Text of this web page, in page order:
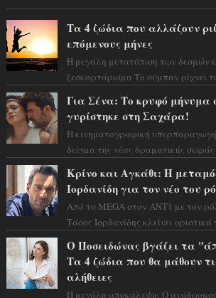
Τα 4 ζώδια που αλλάζουν
επόμενους μήνες
Η μεγάλη μετατόπιση των δεσμών
ξεσκαρτάρισμα Το σύμπαν ρίχνει
Για Σένα: Το κρυφό μήνυμα
γυρίστηκε στη Σαχάρα!
Η κινηματογραφική
δείγμα της νέας δραματικής
Κρίνο και Αγκάθι: Η
Ιορδανίδη για τον νέο του
Από το MEGA στον ΑΝΤ1 με τον
Τάσος Ιορδανίδης κλείνει
Ο Ποσειδώνας βγάζει τα
Τα 4 ζώδια που θα μάθουν
αλήθειες
Η μεγάλη αποκάλυψη: Ο